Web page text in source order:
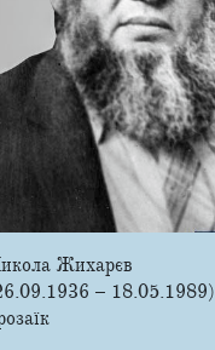
Жихарєв
– 18.05.1989)